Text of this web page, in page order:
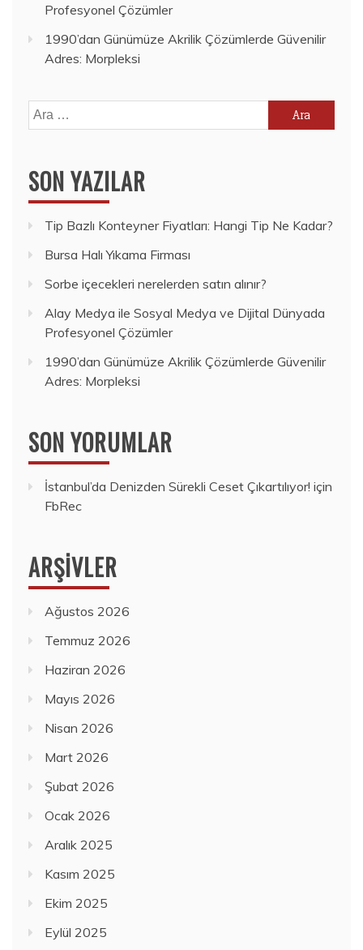
Profesyonel Çözümler
1990’dan Günümüze Akrilik Çözümlerde Güvenilir
Adres: Morpleksi
Arama:
SON YAZILAR
Tip Bazlı Konteyner Fiyatları: Hangi Tip Ne Kadar?
Bursa Halı Yıkama Firması
Sorbe içecekleri nerelerden satın alınır?
Alay Medya ile Sosyal Medya ve Dijital Dünyada
Profesyonel Çözümler
1990’dan Günümüze Akrilik Çözümlerde Güvenilir
Adres: Morpleksi
SON YORUMLAR
İstanbul’da Denizden Sürekli Ceset Çıkartılıyor! için
FbRec
ARŞIVLER
Ağustos 2026
Temmuz 2026
Haziran 2026
Mayıs 2026
Nisan 2026
Mart 2026
Şubat 2026
Ocak 2026
Aralık 2025
Kasım 2025
Ekim 2025
Eylül 2025